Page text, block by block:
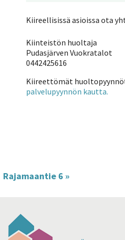
Kiireellisissä asioissa ota
Kiinteistön huoltaja
Pudasjärven Vuokratalot
0442425616
Kiireettömät
palvelupyynnön kautta.
Rajamaantie 6 »